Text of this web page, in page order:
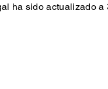
ha sido actualizado a